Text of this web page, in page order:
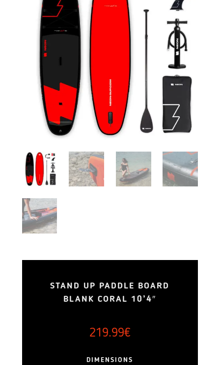
STAND UP PADDLE BOARD
BLANK CORAL 10’4″
219.99€
DIMENSIONS